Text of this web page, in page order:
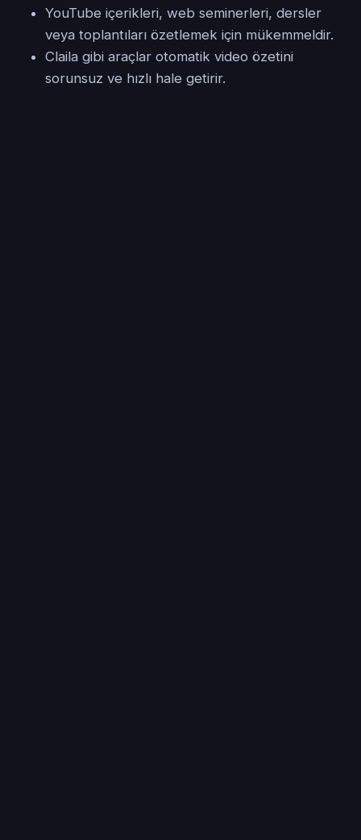
YouTube içerikleri, web seminerleri, dersler
veya toplantıları özetlemek için mükemmeldir.
Claila gibi araçlar otomatik video özetini
sorunsuz ve hızlı hale getirir.